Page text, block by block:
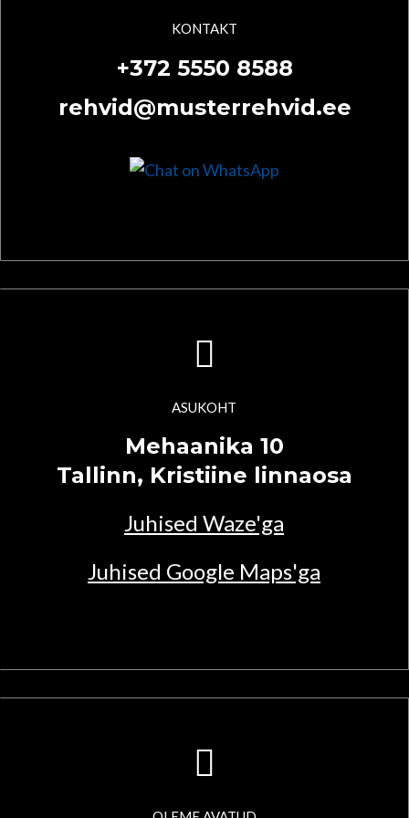
KONTAKT
+372 5550 8588
rehvid@musterrehvid.ee
ASUKOHT
Mehaanika 10
Tallinn, Kristiine linnaosa
Juhised Waze'ga
Juhised Google Maps'ga